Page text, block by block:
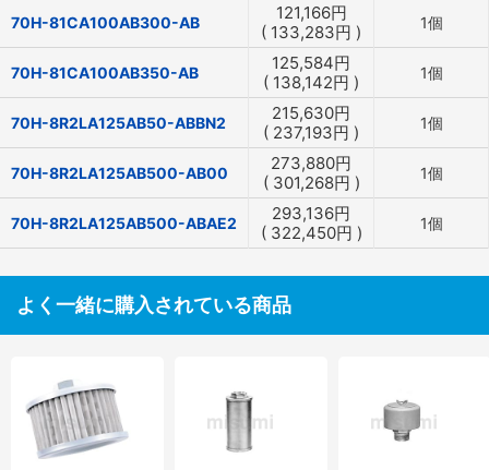
70H-81CA100AB300-AB 121,166円
( 133,283円 ) 1個
70H-81CA100AB350-AB 125,584円
( 138,142円 ) 1個
70H-8R2LA125AB50-ABBN2 215,630円
( 237,193円 ) 1個
70H-8R2LA125AB500-AB00 273,880円
( 301,268円 ) 1個
70H-8R2LA125AB500-ABAE2 293,136円
( 322,450円 ) 1個
よく一緒に購入されている商品